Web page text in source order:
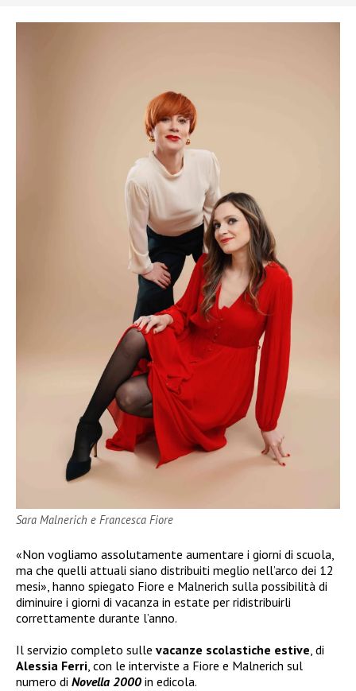
Sara Malnerich e Francesca Fiore
«Non vogliamo assolutamente aumentare i giorni di scuola,
ma che quelli attuali siano distribuiti meglio nell’arco dei 12
mesi», hanno spiegato Fiore e Malnerich sulla possibilità di
diminuire i giorni di vacanza in estate per ridistribuirli
correttamente durante l’anno.
Il servizio completo sulle vacanze scolastiche estive, di
Alessia Ferri, con le interviste a Fiore e Malnerich sul
numero di Novella 2000 in edicola.